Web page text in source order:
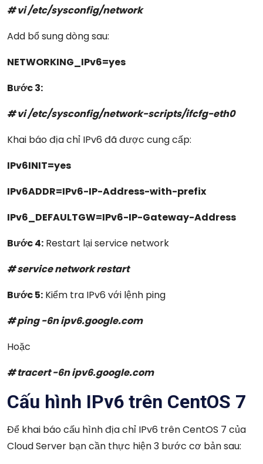
# vi /etc/sysconfig/network
Add bổ sung dòng sau:
NETWORKING_IPv6=yes
Bước 3:
# vi /etc/sysconfig/network-scripts/ifcfg-eth0
Khai báo địa chỉ IPv6 đã được cung cấp:
IPv6INIT=yes
IPv6ADDR=IPv6-IP-Address-with-prefix
IPv6_DEFAULTGW=IPv6-IP-Gateway-Address
Bước 4: Restart lại service network
# service network restart
Bước 5: Kiểm tra IPv6 với lệnh ping
# ping -6n ipv6.google.com
Hoặc
# tracert -6n ipv6.google.com
Cấu hình IPv6 trên CentOS 7
Để khai báo cấu hình địa chỉ IPv6 trên CentOS 7 của
Cloud Server bạn cần thực hiện 3 bước cơ bản sau: